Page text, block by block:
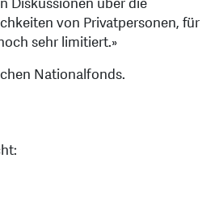
von Privatpersonen, für
sehr limitiert.»
Nationalfonds.